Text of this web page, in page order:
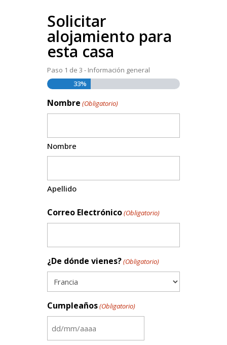
Solicitar
alojamiento para
esta casa
Paso 1 de 3 - Información general
33%
Nombre (Obligatorio)
Nombre
Apellido
Correo Electrónico(Obligatorio)
¿De dónde vienes?(Obligatorio)
Cumpleaños(Obligatorio)
DD